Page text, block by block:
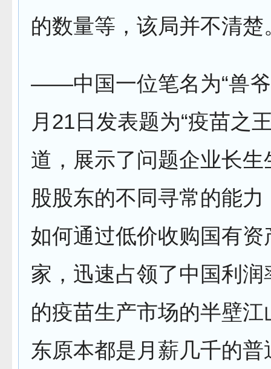
的数量等，该局并不清楚
——中国一位笔名为“兽爷
月21日发表题为“疫苗之
道，展示了问题企业长生
股股东的不同寻常的能
如何通过低价收购国有资
家，迅速占领了中国利润
的疫苗生产市场的半壁江
东原本都是月薪几千的普